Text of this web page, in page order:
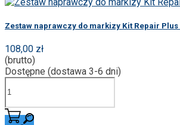
Zestaw naprawczy do markizy Kit Repair Plus
108,00 zł
(brutto)
Dostępne (dostawa 3-6 dni)